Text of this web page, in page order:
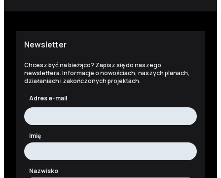
Newsletter
Chcesz być na bieżąco? Zapisz się do naszego
newslettera. Informacje o nowościach, naszych planach,
działaniach i zakończonych projektach.
Adres e-mail
Imię
Nazwisko